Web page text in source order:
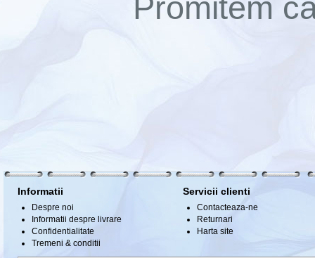
Informatii
Despre noi
Informatii despre livrare
Confidentialitate
Tremeni & conditii
Servicii clienti
Contacteaza-ne
Returnari
Harta site